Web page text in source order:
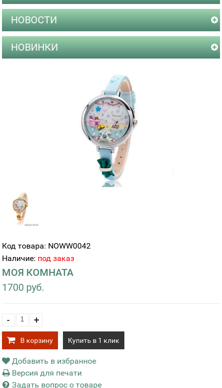
НОВОСТИ
НОВИНКИ
Код товара: NOWW0042
Наличие: под заказ
МОЯ КОМНАТА
1700 руб.
- +
В корзину Купить в 1 клик
Добавить в избранное
Версия для печати
Задать вопрос о товаре